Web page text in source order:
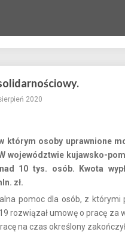
2020
którym osoby uprawnione
województwie kujawsko-
10 tys. osób. Kwota
zł.
pomoc dla osób, z którymi
rozwiązał umowę o pracę za
na czas określony